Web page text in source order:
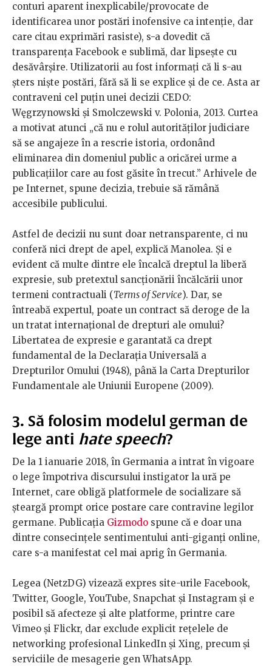
conturi aparent inexplicabile/provocate de
identificarea unor postări inofensive ca intenție, dar
care citau exprimări rasiste), s-a dovedit că
transparența Facebook e sublimă, dar lipsește cu
desăvârșire. Utilizatorii au fost informați că li s-au
șters niște postări, fără să li se explice și de ce. Asta ar
contraveni cel puțin unei decizii CEDO:
Węgrzynowski și Smolczewski v. Polonia, 2013. Curtea
a motivat atunci „că nu e rolul autorităților judiciare
să se angajeze în a rescrie istoria, ordonând
eliminarea din domeniul public a oricărei urme a
publicațiilor care au fost găsite în trecut.” Arhivele de
pe Internet, spune decizia, trebuie să rămână
accesibile publicului.
Astfel de decizii nu sunt doar netransparente, ci nu
conferă nici drept de apel, explică Manolea. Și e
evident că multe dintre ele încalcă dreptul la liberă
expresie, sub pretextul sancționării încălcării unor
termeni contractuali (Terms of Service). Dar, se
întreabă expertul, poate un contract să deroge de la
un tratat internațional de drepturi ale omului?
Libertatea de expresie e garantată ca drept
fundamental de la Declarația Universală a
Drepturilor Omului (1948), până la Carta Drepturilor
Fundamentale ale Uniunii Europene (2009).
3. Să folosim modelul german de
lege anti hate speech?
De la 1 ianuarie 2018, în Germania a intrat în vigoare
o lege împotriva discursului instigator la ură pe
Internet, care obligă platformele de socializare să
șteargă prompt orice postare care contravine legilor
germane. Publicația Gizmodo spune că e doar una
dintre consecințele sentimentului anti-giganți online,
care s-a manifestat cel mai aprig în Germania.
Legea (NetzDG) vizează expres site-urile Facebook,
Twitter, Google, YouTube, Snapchat și Instagram și e
posibil să afecteze și alte platforme, printre care
Vimeo și Flickr, dar exclude explicit rețelele de
networking profesional LinkedIn și Xing, precum și
serviciile de mesagerie gen WhatsApp.